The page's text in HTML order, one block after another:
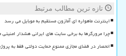
تازه ترین مطالب مرتبط
اینترنت ماهواره ای آمازون مستقیم به موبایل می رسد
چرا مرورگرها به برخی سایت های ایرانی هشدار
انحصار در فضای مجازی ممنوع حمایت دولتی فقط به